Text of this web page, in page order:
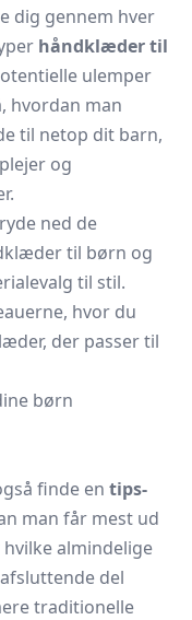
dig gennem hver
håndklæder til
ulemper
hvordan man
til netop dit barn,
og
ned de
til børn og
til stil.
hvor du
der passer til
børn
finde en tips-
man får mest ud
almindelige
del
traditionelle